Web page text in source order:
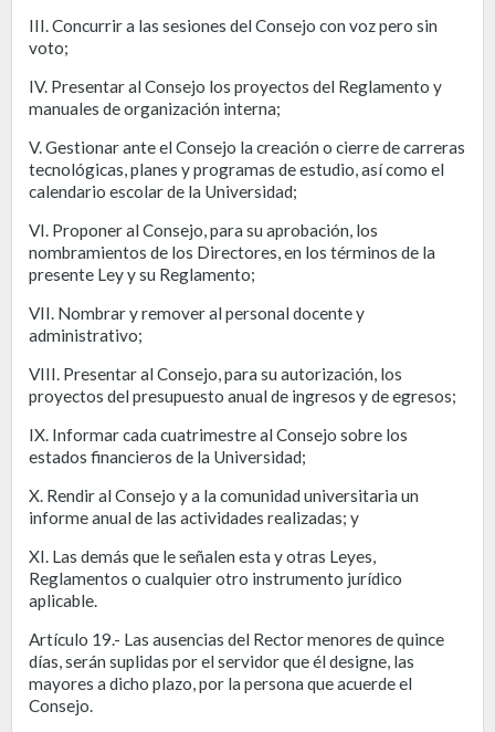
III. Concurrir a las sesiones del Consejo con voz pero sin
voto;
IV. Presentar al Consejo los proyectos del Reglamento y
manuales de organización interna;
V. Gestionar ante el Consejo la creación o cierre de carreras
tecnológicas, planes y programas de estudio, así como el
calendario escolar de la Universidad;
VI. Proponer al Consejo, para su aprobación, los
nombramientos de los Directores, en los términos de la
presente Ley y su Reglamento;
VII. Nombrar y remover al personal docente y
administrativo;
VIII. Presentar al Consejo, para su autorización, los
proyectos del presupuesto anual de ingresos y de egresos;
IX. Informar cada cuatrimestre al Consejo sobre los
estados financieros de la Universidad;
X. Rendir al Consejo y a la comunidad universitaria un
informe anual de las actividades realizadas; y
XI. Las demás que le señalen esta y otras Leyes,
Reglamentos o cualquier otro instrumento jurídico
aplicable.
Artículo 19.- Las ausencias del Rector menores de quince
días, serán suplidas por el servidor que él designe, las
mayores a dicho plazo, por la persona que acuerde el
Consejo.